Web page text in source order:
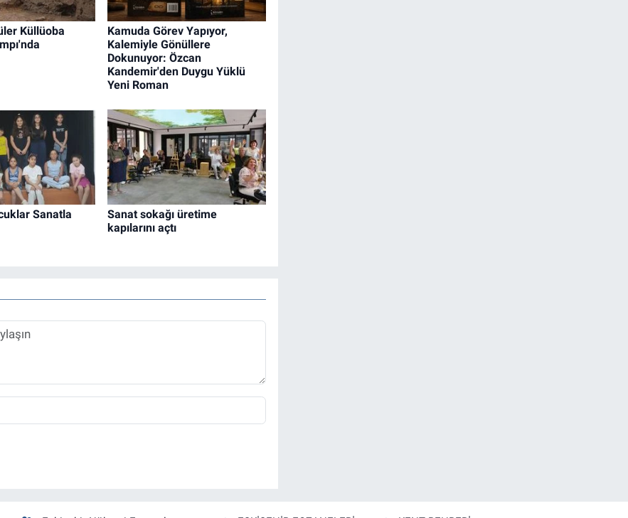
Küllüoba
Kamuda Görev Yapıyor,
Kalemiyle Gönüllere
Dokunuyor: Özcan
Kandemir'den Duygu Yüklü
Yeni Roman
Sanatla
Sanat sokağı üretime
kapılarını açtı